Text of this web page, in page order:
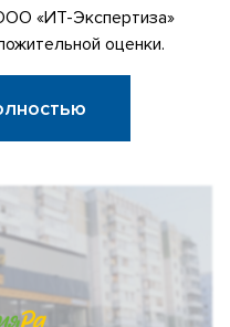
«ИТ-Экспертиза»
оценки.